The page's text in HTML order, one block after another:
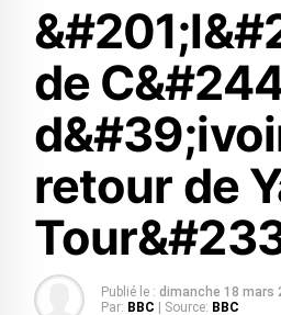
de
retour de
Publié le : dimanche 18 mars
Par: BBC | Source: BBC